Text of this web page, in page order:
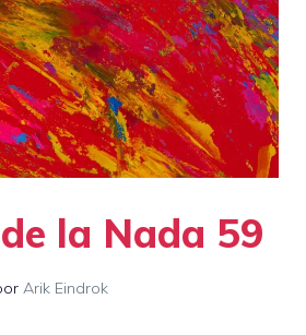
la Nada 59
Arik Eindrok